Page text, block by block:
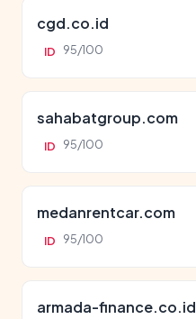
cgd.co.id
ID 95/100
sahabatgroup.com
ID 95/100
medanrentcar.com
ID 95/100
armada-finance.co.id